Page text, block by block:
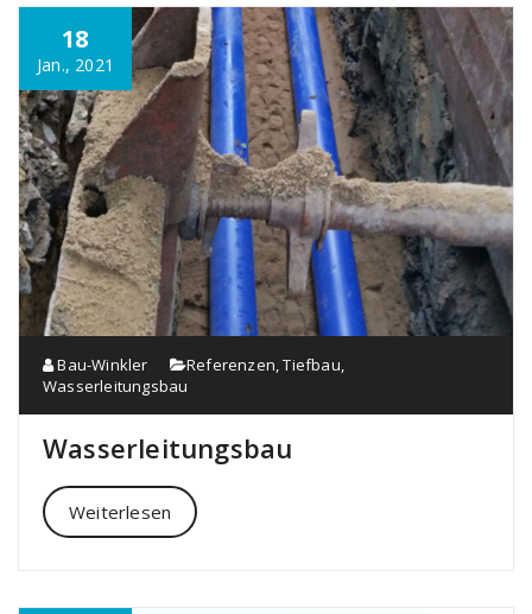
18
Jan., 2021
Bau-Winkler Referenzen,Tiefbau,
Wasserleitungsbau
Wasserleitungsbau
Weiterlesen